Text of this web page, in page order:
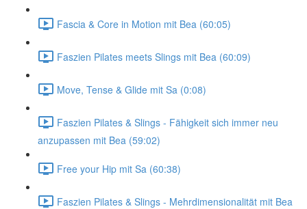
Fascia & Core in Motion mit Bea (60:05)
Faszien Pilates meets Slings mit Bea (60:09)
Move, Tense & Glide mit Sa (0:08)
Faszien Pilates & Slings - Fähigkeit sich immer neu
anzupassen mit Bea (59:02)
Free your Hip mit Sa (60:38)
Faszien Pilates & Slings - Mehrdimensionalität mit Bea